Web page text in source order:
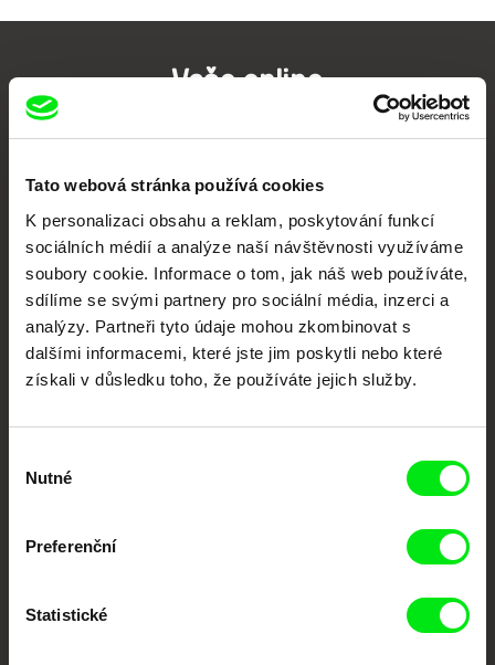
Tato webová stránka používá cookies
K personalizaci obsahu a reklam, poskytování funkcí
sociálních médií a analýze naší návštěvnosti využíváme
soubory cookie. Informace o tom, jak náš web používáte,
sdílíme se svými partnery pro sociální média, inzerci a
analýzy. Partneři tyto údaje mohou zkombinovat s
dalšími informacemi, které jste jim poskytli nebo které
získali v důsledku toho, že používáte jejich služby.
souhlasu
Nutné
Preferenční
Statistické
Vaše online
Nové festivalové filmy
každý týden
Portál DAFilms.cz je výsledkem tvůrčí spolupráce 7 klíčových evropských
festivalů dokumentárního filmu sdružených do Doc Alliance. Naším cílem je
posouvat hranice dokumentárního filmu, propagovat jeho rozmanitost a
podporovat kvalitní autorské filmy.
Členové Doc Alliance
DOK Leipzig